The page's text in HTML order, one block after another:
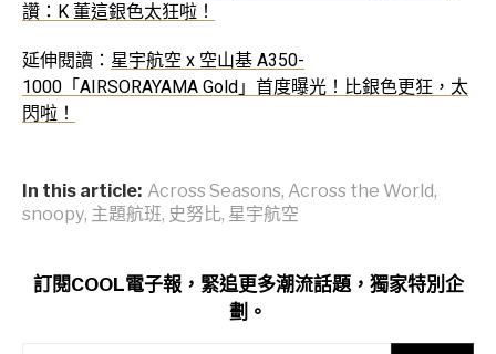
讚：K 董這銀色太狂啦！
延伸閱讀： 星宇航空 x 空山基 A350-
1000「AIRSORAYAMA Gold」首度曝光！比銀色更狂，太
閃啦！
In this article: Across Seasons, Across the World,
snoopy, 主題航班, 史努比, 星宇航空
訂閱COOL電子報，緊追更多潮流話題，獨家特別企
劃。